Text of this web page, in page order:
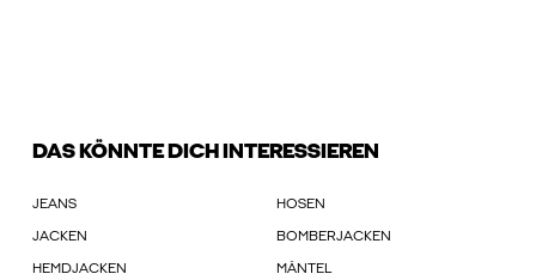
DAS KÖNNTE DICH INTERESSIEREN
JEANS HOSEN
JACKEN BOMBERJACKEN
HEMDJACKEN MÄNTEL